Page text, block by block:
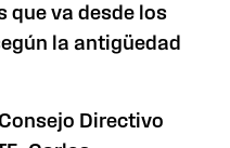
que va desde los
la antigüedad
Directivo